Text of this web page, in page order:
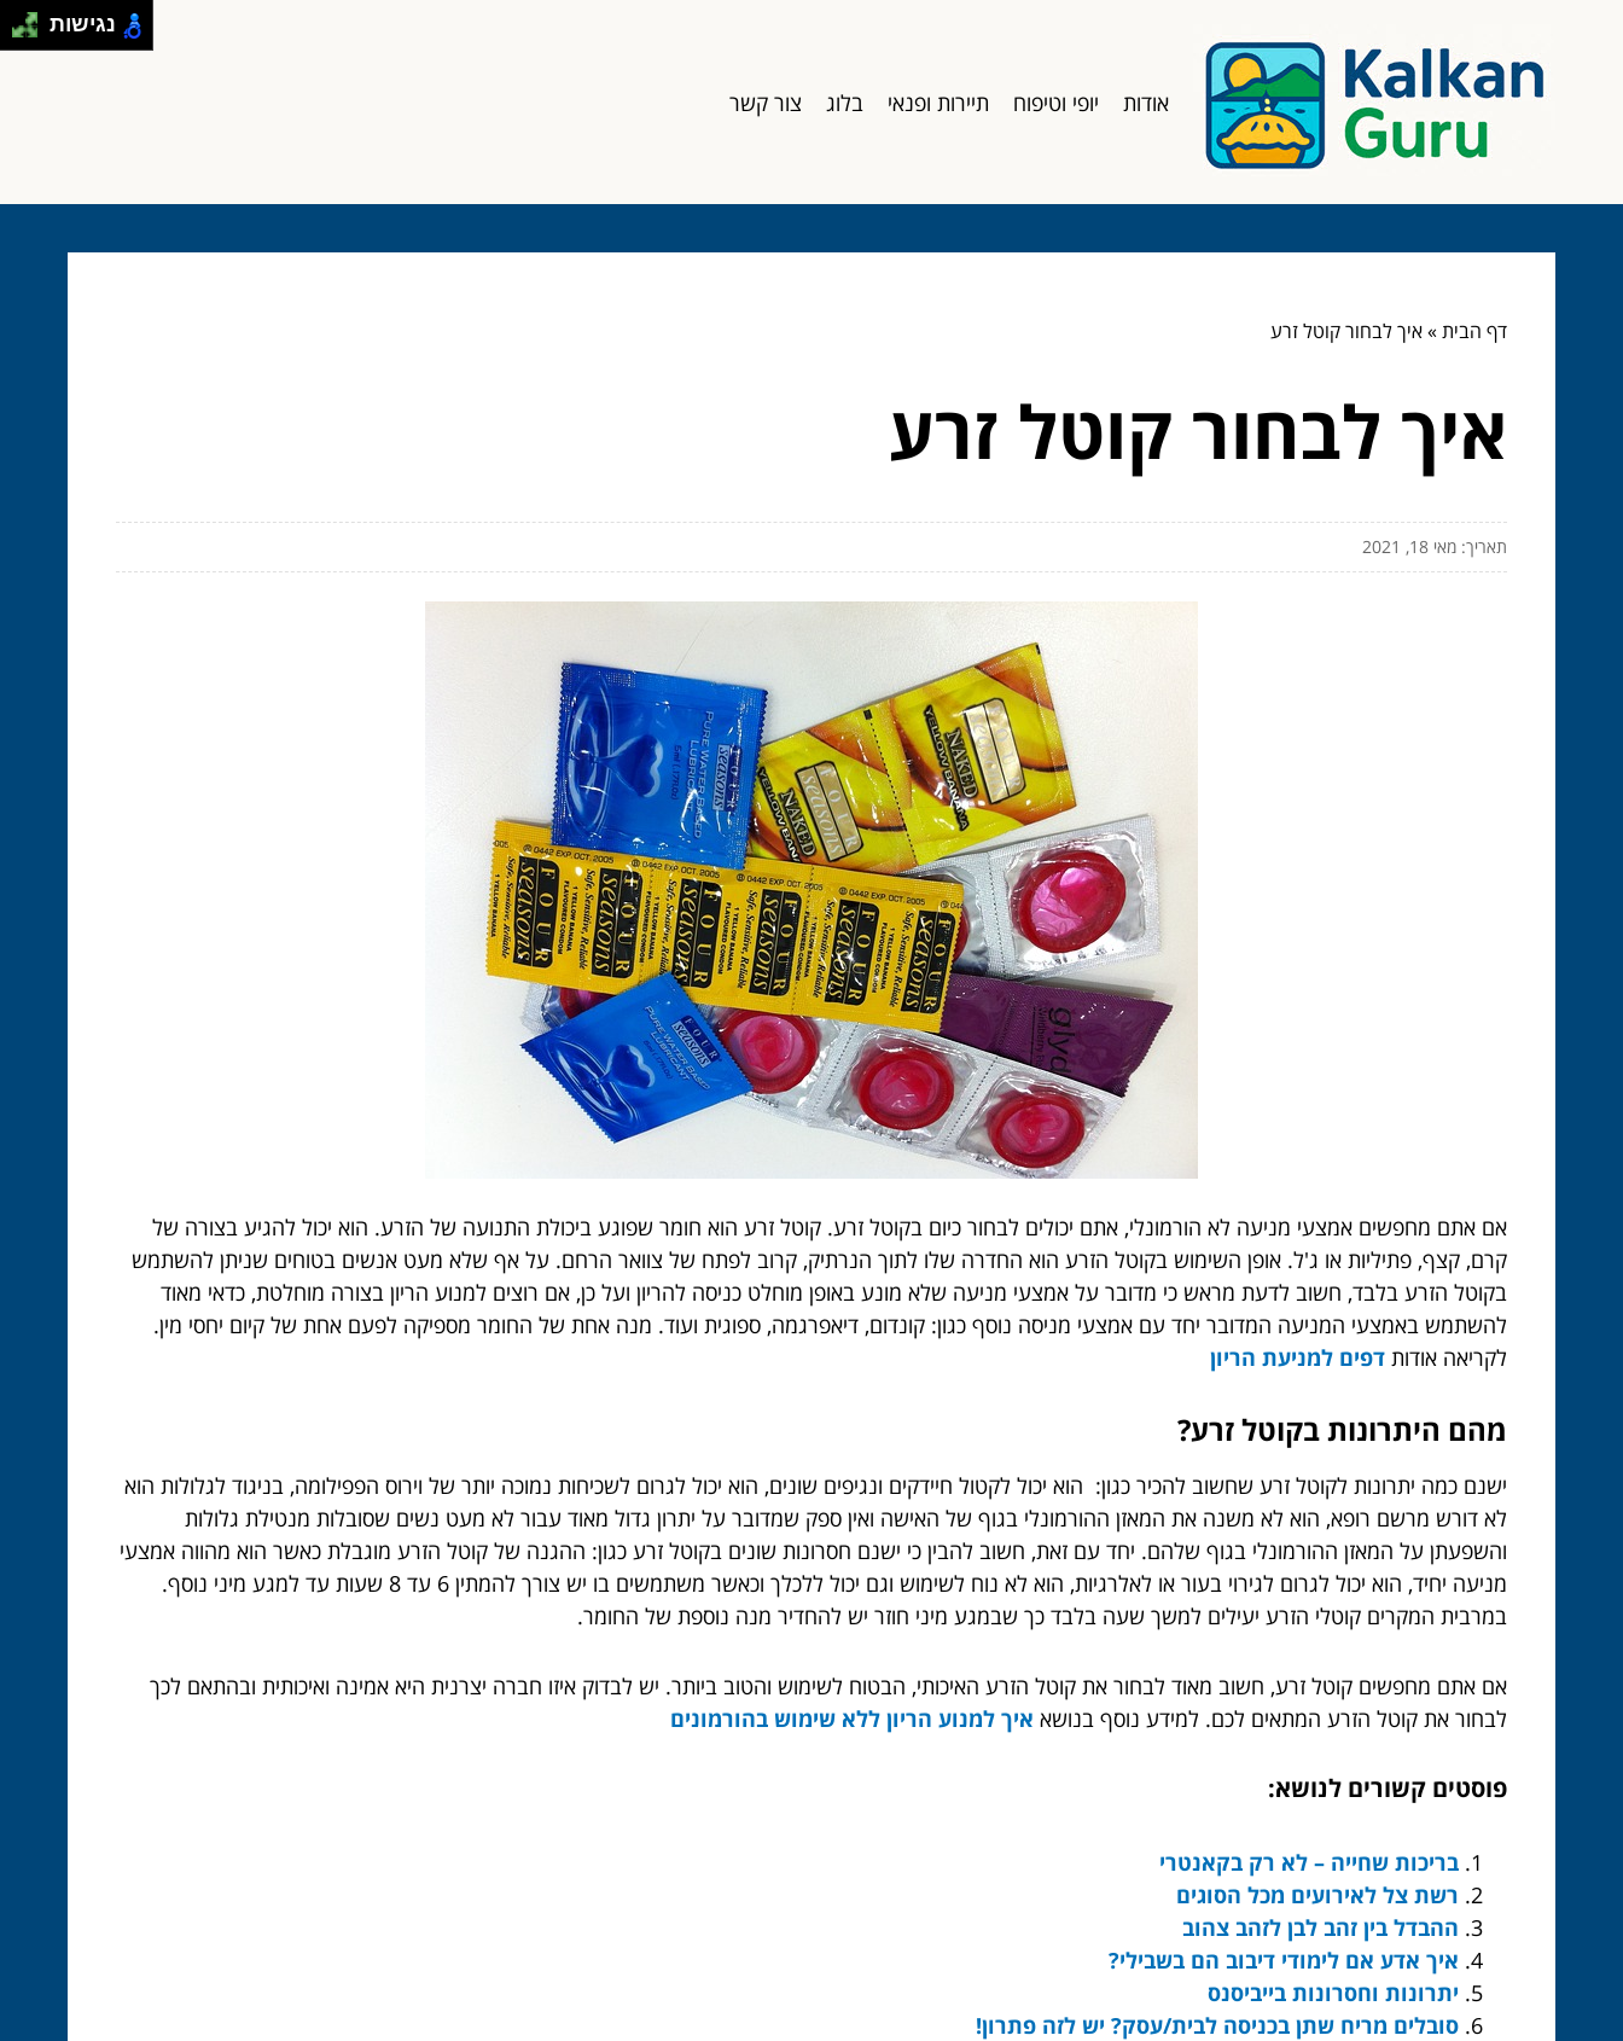
אודות יופי וטיפוח תיירות ופנאי בלוג צור קשר
דף הבית»איך לבחור קוטל זרע
איך לבחור קוטל זרע
תאריך: מאי 18, 2021
אם אתם מחפשים אמצעי מניעה לא הורמונלי, אתם יכולים לבחור כיום בקוטל זרע. קוטל זרע הוא חומר שפוגע ביכולת התנועה של הזרע. הוא יכול להגיע בצורה של
קרם, קצף, פתיליות או ג'ל. אופן השימוש בקוטל הזרע הוא החדרה שלו לתוך הנרתיק, קרוב לפתח של צוואר הרחם. על אף שלא מעט אנשים בטוחים שניתן להשתמש
בקוטל הזרע בלבד, חשוב לדעת מראש כי מדובר על אמצעי מניעה שלא מונע באופן מוחלט כניסה להריון ועל כן, אם רוצים למנוע הריון בצורה מוחלטת, כדאי מאוד
להשתמש באמצעי המניעה המדובר יחד עם אמצעי מניסה נוסף כגון: קונדום, דיאפרגמה, ספוגית ועוד. מנה אחת של החומר מספיקה לפעם אחת של קיום יחסי מין.
לקריאה אודות דפים למניעת הריון
מהם היתרונות בקוטל זרע?
ישנם כמה יתרונות לקוטל זרע שחשוב להכיר כגון: הוא יכול לקטול חיידקים ונגיפים שונים, הוא יכול לגרום לשכיחות נמוכה יותר של וירוס הפפילומה, בניגוד לגלולות הוא
לא דורש מרשם רופא, הוא לא משנה את המאזן ההורמונלי בגוף של האישה ואין ספק שמדובר על יתרון גדול מאוד עבור לא מעט נשים שסובלות מנטילת גלולות
והשפעתן על המאזן ההורמונלי בגוף שלהם. יחד עם זאת, חשוב להבין כי ישנם חסרונות שונים בקוטל זרע כגון: ההגנה של קוטל הזרע מוגבלת כאשר הוא מהווה אמצעי
מניעה יחיד, הוא יכול לגרום לגירוי בעור או לאלרגיות, הוא לא נוח לשימוש וגם יכול ללכלך וכאשר משתמשים בו יש צורך להמתין 6 עד 8 שעות עד למגע מיני נוסף.
במרבית המקרים קוטלי הזרע יעילים למשך שעה בלבד כך שבמגע מיני חוזר יש להחדיר מנה נוספת של החומר.
אם אתם מחפשים קוטל זרע, חשוב מאוד לבחור את קוטל הזרע האיכותי, הבטוח לשימוש והטוב ביותר. יש לבדוק איזו חברה יצרנית היא אמינה ואיכותית ובהתאם לכך
לבחור את קוטל הזרע המתאים לכם. למידע נוסף בנושא איך למנוע הריון ללא שימוש בהורמונים
פוסטים קשורים לנושא:
בריכות שחייה – לא רק בקאנטרי
רשת צל לאירועים מכל הסוגים
ההבדל בין זהב לבן לזהב צהוב
איך אדע אם לימודי דיבוב הם בשבילי?
יתרונות וחסרונות בייביסנס
סובלים מריח שתן בכניסה לבית/עסק? יש לזה פתרון!
נגישות